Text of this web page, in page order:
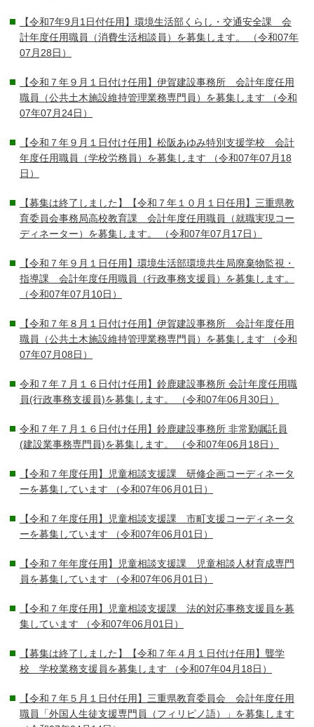
【令和7年9月1日付任用】環境生活部くらし・交通安全課 会
計年度任用職員（消費生活相談員）を募集します。
（令和07年
07月28日）
【令和７年９月１日付け任用】伊賀建設事務所 会計年度任用
職員（公共土木施設維持管理業務専門員）を募集します （令和
07年07月24日）
【令和７年９月１日付け任用】松阪あゆみ特別支援学校 会計
年度任用職員（学校労務員）を募集します （令和07年07月18
日）
【募集は終了しました】【令和７年１０月１日任用】三重県教
育委員会事務局高校教育課 会計年度任用職員（就職実現コー
ディネーター）を募集します。
（令和07年07月17日）
【令和７年９月１日任用】環境生活部環境共生局廃棄物監視・
指導課 会計年度任用職員（行政事務支援員）を募集します。
（令和07年07月10日）
【令和７年８月１日付け任用】伊賀建設事務所 会計年度任用
職員（公共土木施設維持管理業務専門員）を募集します （令和
07年07月08日）
令和７年７月１６日付け任用】鈴鹿建設事務所 会計年度任用職
員(行政事務支援員)を募集します。
（令和07年06月30日）
令和７年７月１６日付け任用】鈴鹿建設事務所 非常勤嘱託員
(建設業事務専門員)を募集します。
（令和07年06月18日）
【令和７年度任用】児童相談支援課 研修企画コーディネータ
ーを募集しています （令和07年06月01日）
【令和７年度任用】児童相談支援課 市町支援コーディネータ
ーを募集しています （令和07年06月01日）
【令和７年年度任用】児童相談支援課 児童相談人材育成専門
員を募集しています （令和07年06月01日）
【令和７年度任用】児童相談支援課 法的対応事務支援員を募
集しています （令和07年06月01日）
【募集は終了しました】【令和７年４月１日付け任用】聾学
校 学校業務支援員を募集します （令和07年04月18日）
【令和７年５月１日付任用】三重県教育委員会 会計年度任用
職員「外国人生徒支援専門員（フィリピノ語）」を募集します